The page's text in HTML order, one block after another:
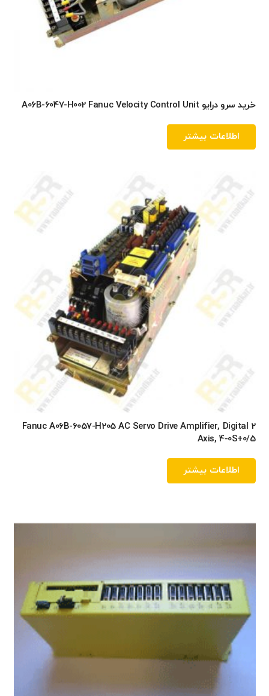
خرید سرو درایو A06B-6047-H002 Fanuc Velocity Control Unit
اطلاعات بیشتر
Fanuc A06B-6057-H205 AC Servo Drive Amplifier, Digital 2
Axis, 4-0S+0/5
اطلاعات بیشتر